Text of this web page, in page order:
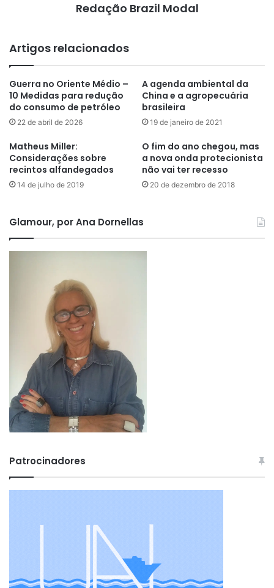
Redação Brazil Modal
Artigos relacionados
Guerra no Oriente Médio –
10 Medidas para redução
do consumo de petróleo
22 de abril de 2026
A agenda ambiental da
China e a agropecuária
brasileira
19 de janeiro de 2021
Matheus Miller:
Considerações sobre
recintos alfandegados
14 de julho de 2019
O fim do ano chegou, mas
a nova onda protecionista
não vai ter recesso
20 de dezembro de 2018
Glamour, por Ana Dornellas
Patrocinadores